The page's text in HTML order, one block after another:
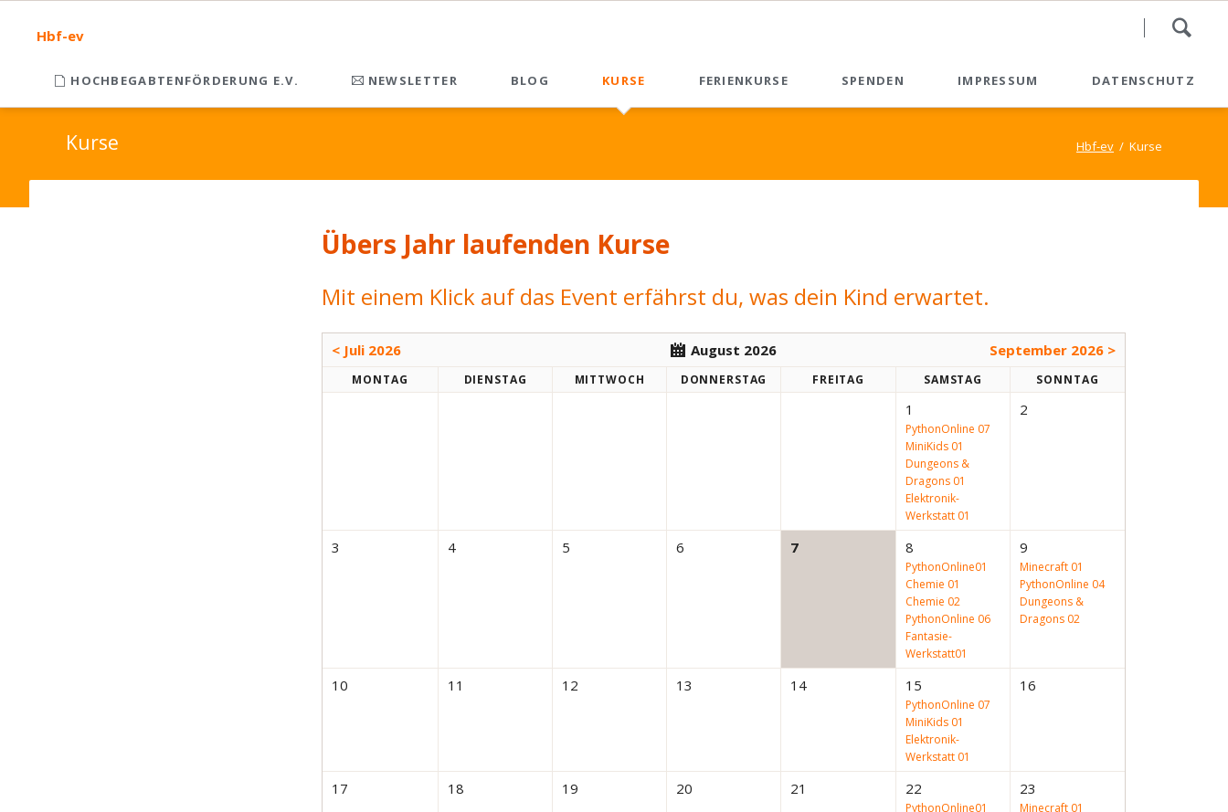
Hbf-ev
HOCHBEGABTENFÖRDERUNG E.V. NEWSLETTER BLOG KURSE FERIENKURSE SPENDEN IMPRESSUM DATENSCHUTZ
Kurse Hbf-ev Kurse
Übers Jahr laufenden Kurse
Mit einem Klick auf das Event erfährst du, was dein Kind erwartet.
< Juli 2026 August 2026 September 2026 >
MONTAG DIENSTAG MITTWOCH DONNERSTAG FREITAG SAMSTAG SONNTAG
1
PythonOnline 07
MiniKids 01
Dungeons &
Dragons 01
Elektronik-
Werkstatt 01
2
3 4 5 6 7 8
PythonOnline01
Chemie 01
Chemie 02
PythonOnline 06
Fantasie-
Werkstatt01
9
Minecraft 01
PythonOnline 04
Dungeons &
Dragons 02
10 11 12 13 14 15
PythonOnline 07
MiniKids 01
Elektronik-
Werkstatt 01
16
17 18 19 20 21 22
PythonOnline01
23
Minecraft 01